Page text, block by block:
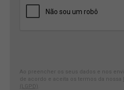
Ao preencher os seus dados e nos
de acordo e aceita os termos da nossa
(LGPD)